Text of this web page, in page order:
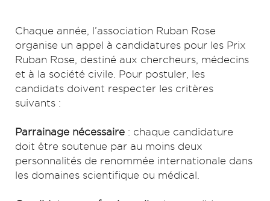
Chaque année, l’association Ruban Rose
organise un appel à candidatures pour les Prix
Ruban Rose, destiné aux chercheurs, médecins
et à la société civile. Pour postuler, les
candidats doivent respecter les critères
suivants :
Parrainage nécessaire : chaque candidature
doit être soutenue par au moins deux
personnalités de renommée internationale dans
les domaines scientifique ou médical.